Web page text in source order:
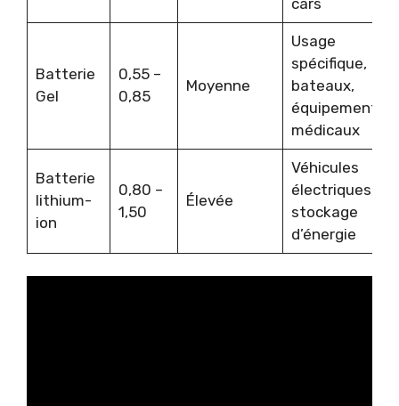
Batterie
Gel
0,55 –
0,85
Moyenne
Usage
spécifique,
bateaux,
équipements
médicaux
Batterie
lithium-
ion
0,80 –
1,50
Élevée
Véhicules
électriques,
stockage
d’énergie